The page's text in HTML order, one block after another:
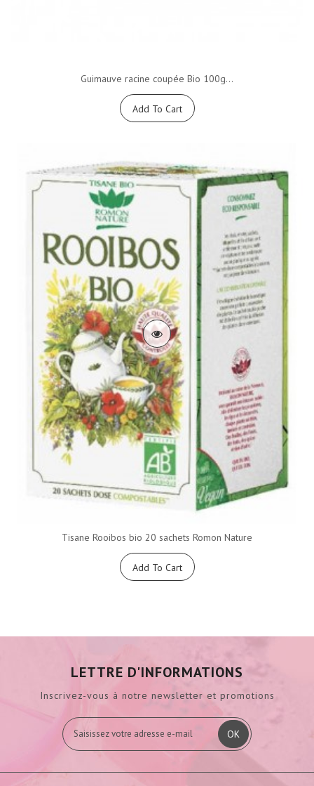
Guimauve racine coupée Bio 100g...
Add To Cart
Tisane Rooibos bio 20 sachets Romon Nature
Add To Cart
LETTRE D'INFORMATIONS
Inscrivez-vous à notre newsletter et promotions
OK